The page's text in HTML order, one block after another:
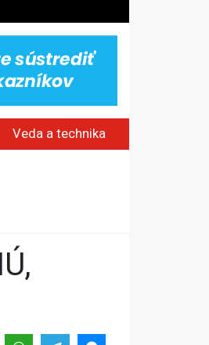
Veda a technika